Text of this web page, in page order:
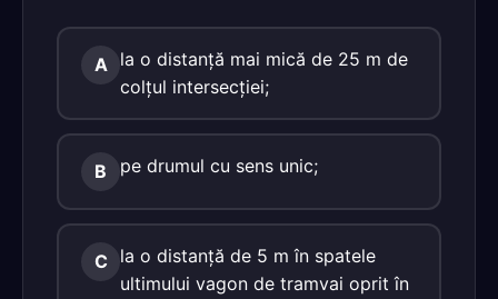
A
la o distanţă mai mică de 25 m de
colţul intersecţiei;
B pe drumul cu sens unic;
C
la o distanţă de 5 m în spatele
ultimului vagon de tramvai oprit în